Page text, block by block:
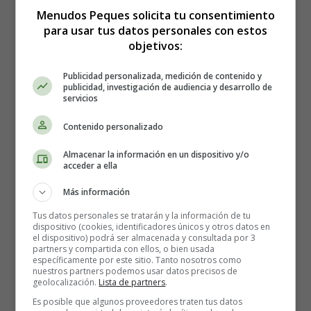
Preparación para el examen: no es necesaria ninguna
preparación antes del día del examen y no es necesario
superior del cuerpo desnuda.
se administra una pequeña anestesia local
Es necesario permitir que el radiólogo introduzca la aguja
accionan mediante un pequeño dispositivo automático
llamado "pistola". "La mayoría de las veces, el radiólogo
utiliza la ecografía para guiar la muestra y asegurarse de
que se toma del lugar correcto. Si se han visualizado
varias lesiones, el radiólogo puede tomar varias muestras
de la misma mama. El procedimiento dura unos 20
Menudos Peques solicita tu consentimiento
para usar tus datos personales con estos
objetivos:
Publicidad personalizada, medición de contenido y
publicidad, investigación de audiencia y desarrollo de
servicios
Contenido personalizado
Almacenar la información en un dispositivo y/o
acceder a ella
Más información
Tus datos personales se tratarán y la información de tu
dispositivo (cookies, identificadores únicos y otros datos en
el dispositivo) podrá ser almacenada y consultada por 3
partners y compartida con ellos, o bien usada
específicamente por este sitio. Tanto nosotros como
nuestros partners podemos usar datos precisos de
geolocalización. Lista de partners.
Es posible que algunos proveedores traten tus datos